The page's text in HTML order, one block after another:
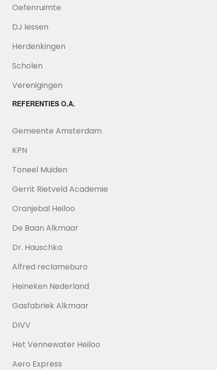
Oefenruimte
DJ lessen
Herdenkingen
Scholen
Verenigingen
REFERENTIES O.A.
Gemeente Amsterdam
KPN
Toneel Muiden
Gerrit Rietveld Academie
Oranjebal Heiloo
De Baan Alkmaar
Dr. Hauschka
Alfred reclameburo
Heineken Nederland
Gasfabriek Alkmaar
DIVV
Het Vennewater Heiloo
Aero Express